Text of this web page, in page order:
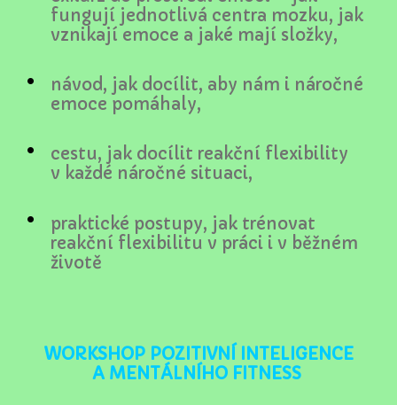
fungují jednotlivá centra mozku, jak
vznikají emoce a jaké mají složky,
návod, jak docílit, aby nám i náročné
emoce pomáhaly,
cestu, jak docílit reakční flexibility
v každé náročné situaci,
praktické postupy, jak trénovat
reakční flexibilitu v práci i v běžném
životě
WORKSHOP POZITIVNÍ INTELIGENCE
A MENTÁLNÍHO FITNESS